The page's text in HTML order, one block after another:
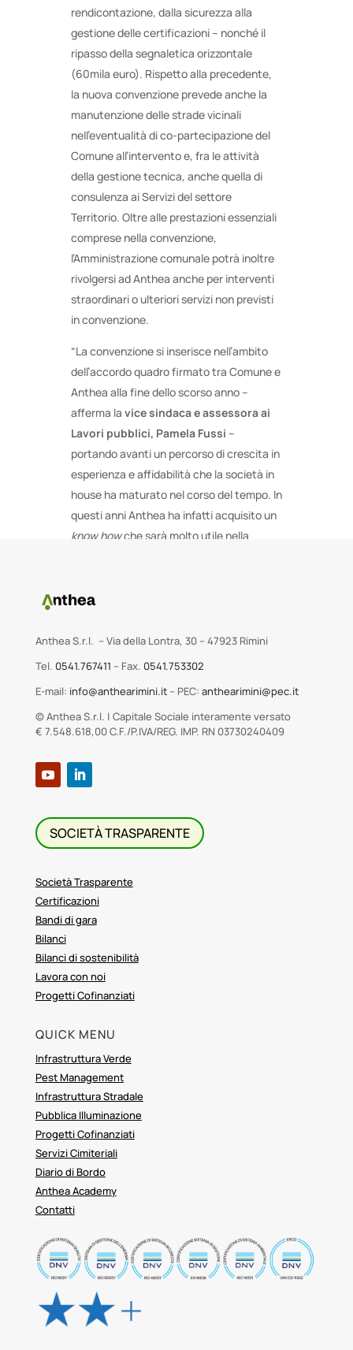
rendicontazione, dalla sicurezza alla
gestione delle certificazioni – nonché il
ripasso della segnaletica orizzontale
(60mila euro). Rispetto alla precedente,
la nuova convenzione prevede anche la
manutenzione delle strade vicinali
nell’eventualità di co-partecipazione del
Comune all’intervento e, fra le attività
della gestione tecnica, anche quella di
consulenza ai Servizi del settore
Territorio. Oltre alle prestazioni essenziali
comprese nella convenzione,
l’Amministrazione comunale potrà inoltre
rivolgersi ad Anthea anche per interventi
straordinari o ulteriori servizi non previsti
in convenzione.
“La convenzione si inserisce nell’ambito
dell’accordo quadro firmato tra Comune e
Anthea alla fine dello scorso anno –
afferma la vice sindaca e assessora ai
Lavori pubblici, Pamela Fussi –
portando avanti un percorso di crescita in
esperienza e affidabilità che la società in
house ha maturato nel corso del tempo. In
questi anni Anthea ha infatti acquisito un
know howche sarà molto utile nella
Anthea S.r.l. – Via della Lontra, 30 – 47923 Rimini
Tel. 0541.767411 – Fax. 0541.753302
E-mail: info@anthearimini.it– PEC: anthearimini@pec.it
© Anthea S.r.l. | Capitale Sociale interamente versato
€ 7.548.618,00 C.F./P.IVA/REG. IMP. RN 03730240409
SOCIETÀ TRASPARENTE
Società Trasparente
Certificazioni
Bandi di gara
Bilanci
Bilanci di sostenibilità
Lavora con noi
Progetti Cofinanziati
QUICK MENU
Infrastruttura Verde
Pest Management
Infrastruttura Stradale
Pubblica Illuminazione
Progetti Cofinanziati
Servizi Cimiteriali
Diario di Bordo
Anthea Academy
Contatti